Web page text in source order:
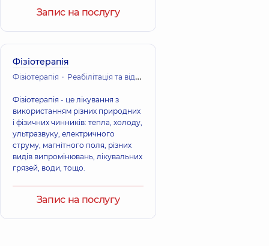
Запис на послугу
Фізіотерапія
Фізіотерапія Реабілітація та відновне лікування
Фізіотерапія - це лікування з
використанням різних природних
і фізичних чинників: тепла, холоду,
ультразвуку, електричного
струму, магнітного поля, різних
видів випромінювань, лікувальних
грязей, води, тощо.
Запис на послугу